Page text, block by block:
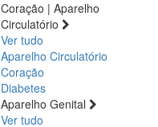
Coração | Aparelho
Circulatório
Ver tudo
Aparelho Circulatório
Coração
Diabetes
Aparelho Genital
Ver tudo